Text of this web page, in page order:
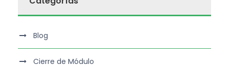
Blog
Cierre de Módulo